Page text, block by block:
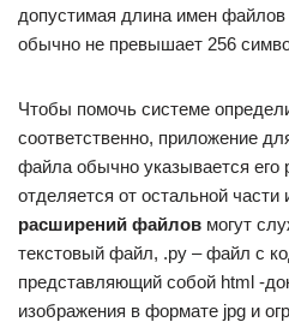
допустимая длина имен
обычно не превышает 256
Чтобы помочь системе
соответственно, приложение
файла обычно указывается его
отделяется от остальной части
расширений файлов могут
текстовый файл, .py – файл с
представляющий собой html -
изображения в формате jpg и